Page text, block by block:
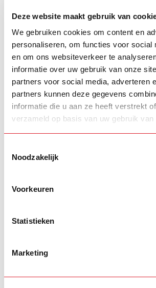
Deze website maakt gebruik van
We gebruiken cookies om content en
personaliseren, om functies voor social
en om ons websiteverkeer te
informatie over uw gebruik van onze
partners voor social media, adverteren
partners kunnen deze gegevens
informatie die u aan ze heeft verstrekt
verzameld op basis van uw gebruik
Noodzakelijk
Voorkeuren
Statistieken
Marketing
+ +
€2.036,00
system Scania